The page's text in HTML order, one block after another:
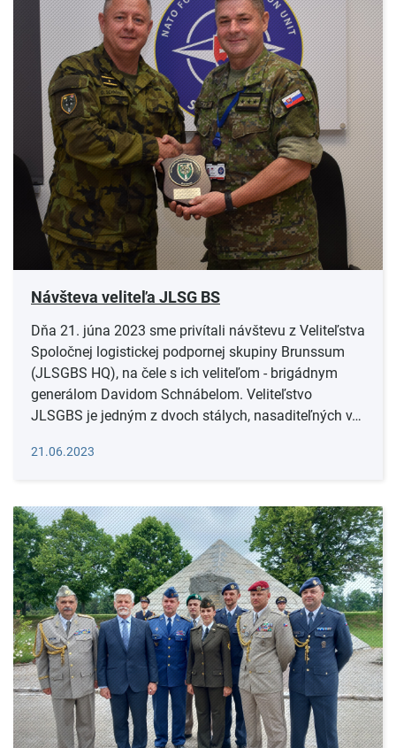
Návšteva veliteľa JLSG BS
Dňa 21. júna 2023 sme privítali návštevu z Veliteľstva
Spoločnej logistickej podpornej skupiny Brunssum
(JLSGBS HQ), na čele s ich veliteľom - brigádnym
generálom Davidom Schnábelom. Veliteľstvo
JLSGBS je jedným z dvoch stálych, nasaditeľných v…
21.06.2023